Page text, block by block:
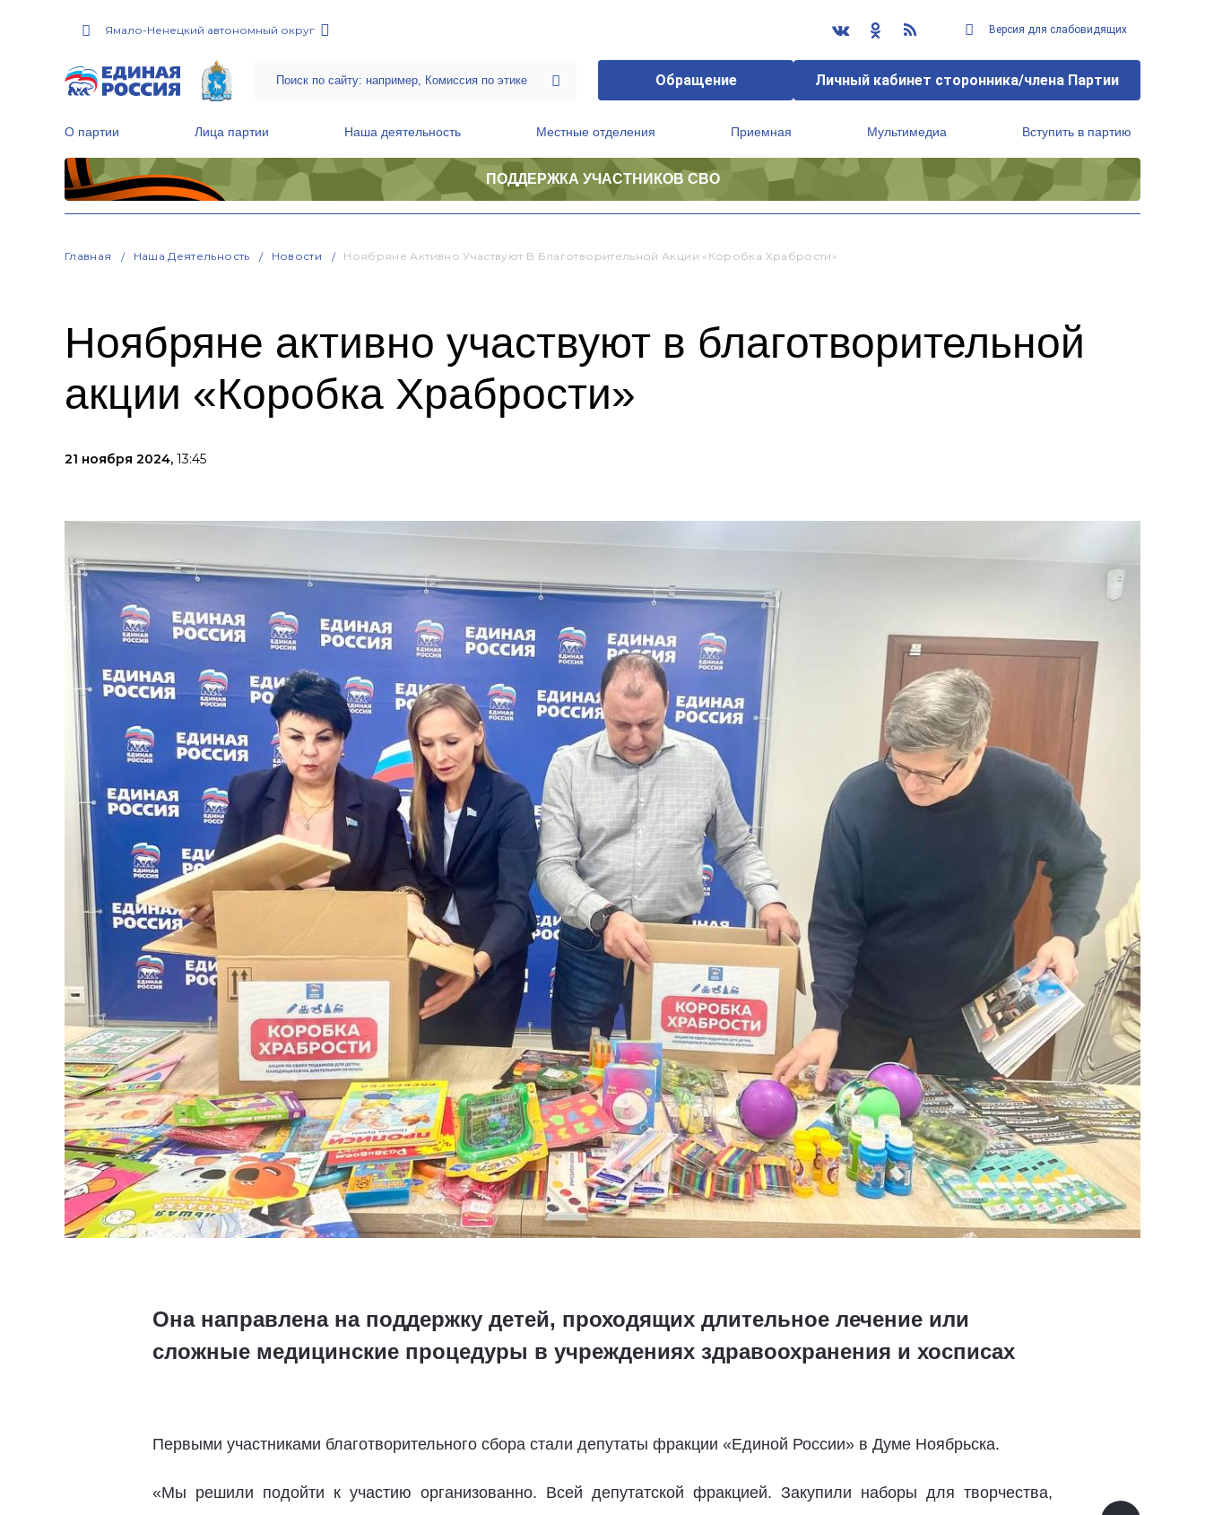
Ямало-Ненецкий автономный округ Версия для слабовидящих
Обращение Личный кабинет сторонника/члена Партии
О партии Лица партии Наша деятельность Местные отделения Приемная Мультимедиа Вступить в партию
ПОДДЕРЖКА УЧАСТНИКОВ СВО
Главная Наша Деятельность Новости Ноябряне Активно Участвуют В Благотворительной Акции «Коробка Храбрости»
Ноябряне активно участвуют в благотворительной
акции «Коробка Храбрости»
21 ноября 2024, 13:45
Она направлена на поддержку детей, проходящих длительное лечение или
сложные медицинские процедуры в учреждениях здравоохранения и хосписах
Первыми участниками благотворительного сбора стали депутаты фракции «Единой России» в Думе Ноябрьска.
«Мы решили подойти к участию организованно. Всей депутатской фракцией. Закупили наборы для творчества,